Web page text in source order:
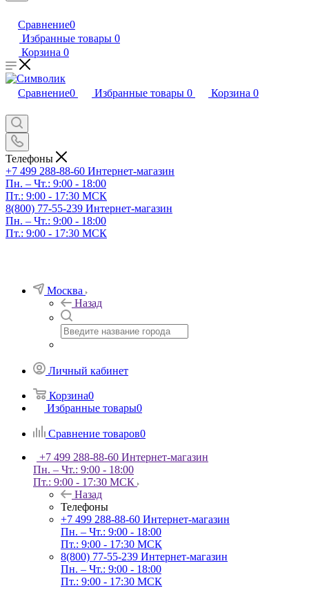
Сравнение0
Избранные товары 0
Корзина 0
Сравнение0 Избранные товары 0 Корзина 0
Телефоны
+7 499 288-88-60 Интернет-магазин
Пн. – Чт.: 9:00 - 18:00
Пт.: 9:00 - 17:30 МСК
8(800) 77-55-239 Интернет-магазин
Пн. – Чт.: 9:00 - 18:00
Пт.: 9:00 - 17:30 МСК
Москва
Назад
Личный кабинет
Корзина0
Избранные товары0
Сравнение товаров0
+7 499 288-88-60 Интернет-магазин
Пн. – Чт.: 9:00 - 18:00
Пт.: 9:00 - 17:30 МСК
Назад
Телефоны
+7 499 288-88-60 Интернет-магазин
Пн. – Чт.: 9:00 - 18:00
Пт.: 9:00 - 17:30 МСК
8(800) 77-55-239 Интернет-магазин
Пн. – Чт.: 9:00 - 18:00
Пт.: 9:00 - 17:30 МСК